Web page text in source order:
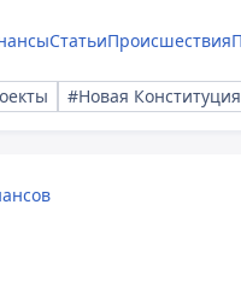
СтатьиПроисшествия
#Новая Конституция